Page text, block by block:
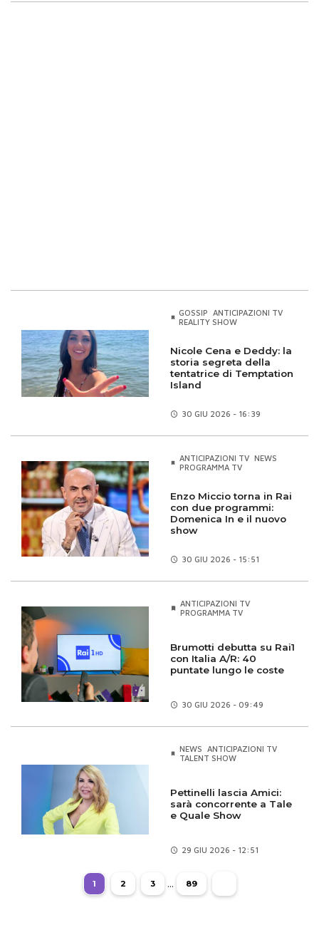
GOSSIP
ANTICIPAZIONI TV
REALITY SHOW
Nicole Cena e Deddy: la
storia segreta della
tentatrice di Temptation
Island
30 GIU 2026 - 16:39
ANTICIPAZIONI TV NEWS
PROGRAMMA TV
Enzo Miccio torna in Rai
con due programmi:
Domenica In e il nuovo
show
30 GIU 2026 - 15:51
ANTICIPAZIONI TV
PROGRAMMA TV
Brumotti debutta su Rai1
con Italia A/R: 40
puntate lungo le coste
30 GIU 2026 - 09:49
NEWS
ANTICIPAZIONI TV
TALENT SHOW
Pettinelli lascia Amici:
sarà concorrente a Tale
e Quale Show
29 GIU 2026 - 12:51
1 2 3 ... 89